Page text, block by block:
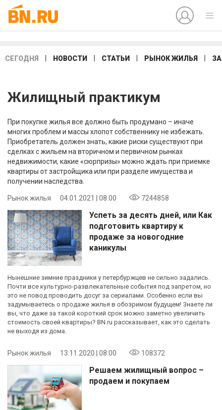
СЕГОДНЯ НОВОСТИ СТАТЬИ РЫНОК ЖИЛЬЯ
Жилищный практикум
При покупке жилья все должно быть продумано – иначе
многих проблем и массы хлопот собственнику не избежать.
Приобретатель должен знать, какие риски существуют при
сделках с жильем на вторичном и первичном рынках
недвижимости, какие «сюрпризы» можно ждать при приемке
квартиры от застройщика или при разделе имущества и
получении наследства.
Рынок жилья 04.01.2021 | 08:00 7244858
Успеть за десять дней, или Как
подготовить квартиру к
продаже за новогодние
каникулы
Нынешние зимние праздники у петербуржцев не сильно задались.
Почти все культурно-развлекательные события под запретом, но
это не повод проводить досуг за сериалами. Особенно если вы
задумываетесь о продаже жилья в обозримом будущем! Знаете ли
вы, что даже за такой короткий срок можно заметно увеличить
стоимость своей квартиры? BN.ru рассказывает, как это сделать
не выходя из дома.
Рынок жилья 13.11.2020 | 08:00 108372
Решаем жилищный вопрос –
продаем и покупаем